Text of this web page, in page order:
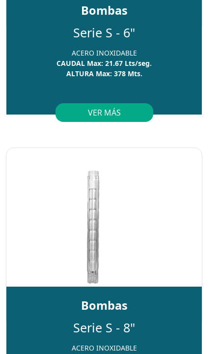
Bombas
Serie S - 6"
ACERO INOXIDABLE
CAUDAL Max: 21.67 Lts/seg.
ALTURA Max: 378 Mts.
VER MÁS
Bombas
Serie S - 8"
ACERO INOXIDABLE